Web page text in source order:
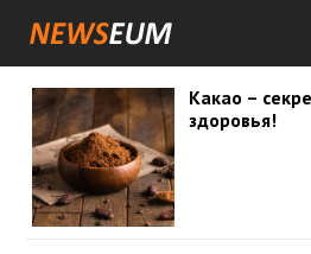
Какао –
здоровья!